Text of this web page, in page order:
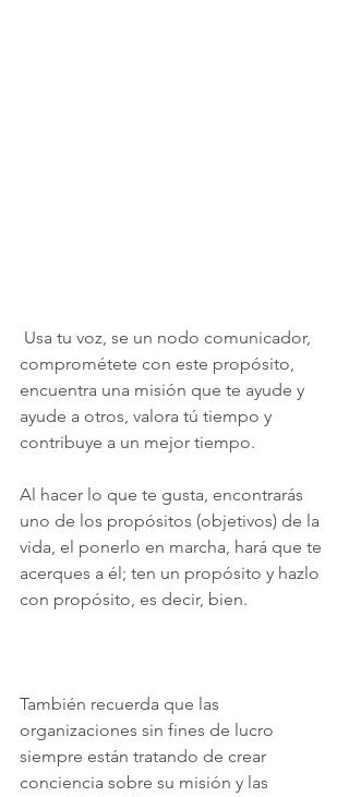
Usa tu voz, se un nodo comunicador,
comprométete con este propósito,
encuentra una misión que te ayude y
ayude a otros, valora tú tiempo y
contribuye a un mejor tiempo.
Al hacer lo que te gusta, encontrarás
uno de los propósitos (objetivos) de la
vida, el ponerlo en marcha, hará que te
acerques a él; ten un propósito y hazlo
con propósito, es decir, bien.
También recuerda que las
organizaciones sin fines de lucro
siempre están tratando de crear
conciencia sobre su misión y las